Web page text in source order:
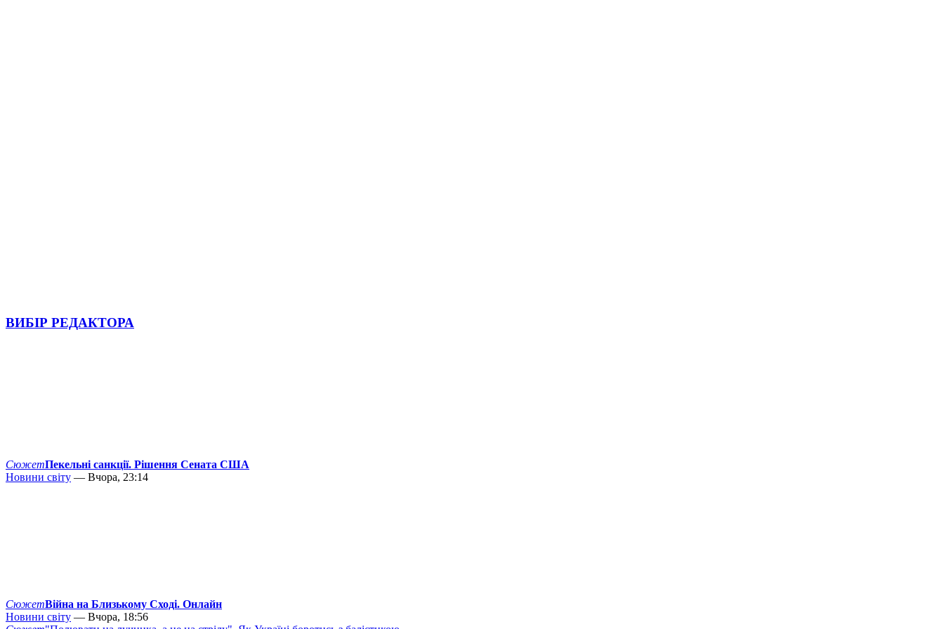
ВИБІР РЕДАКТОРА
СюжетПекельні санкції. Рішення Сената США
Новини світу — Вчора, 23:14
СюжетВійна на Близькому Сході. Онлайн
Новини світу — Вчора, 18:56